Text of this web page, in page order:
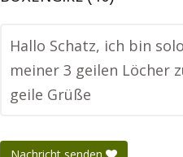
Hallo Schatz, ich bin
meiner 3 geilen Löcher
geile Grüße